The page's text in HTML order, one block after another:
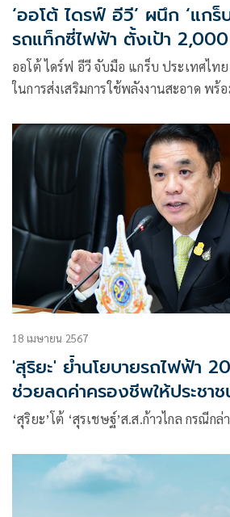
‘ออโต้ ไดรฟ์ อีวี’ ผนึก ‘แกร็
รถแท็กซี่ไฟฟ้า ตั้งเป้า
2568
ออโต้ ไดร์ฟ อีวี จับมือ แกร็บ ประเทศไท
ในการส่งเสริมการใช้พลังงานสะอาด พ
18 เมษายน 2567
'สุริยะ' ย้ำนโยบายรถไฟฟ้า
ช่วยลดค่าครองชีพให้ประชา
สายภายใน ก.ย.68
‘สุริยะ’โต้ ‘สุรเชษฐ์’ส.ส.ก้าวไกล กรณีก